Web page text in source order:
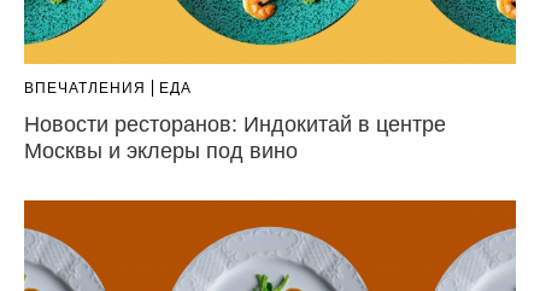
ВПЕЧАТЛЕНИЯ ЕДА
Новости ресторанов: Индокитай в центре
Москвы и эклеры под вино